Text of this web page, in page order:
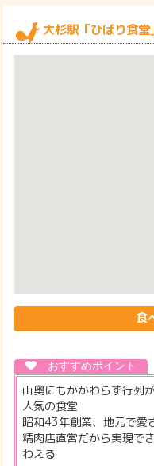
大杉駅「ひばり食堂
食
山奥にもかかわらず行列
人気の食堂
昭和43年創業、地元で愛
精肉店直営だから実現で
わえる